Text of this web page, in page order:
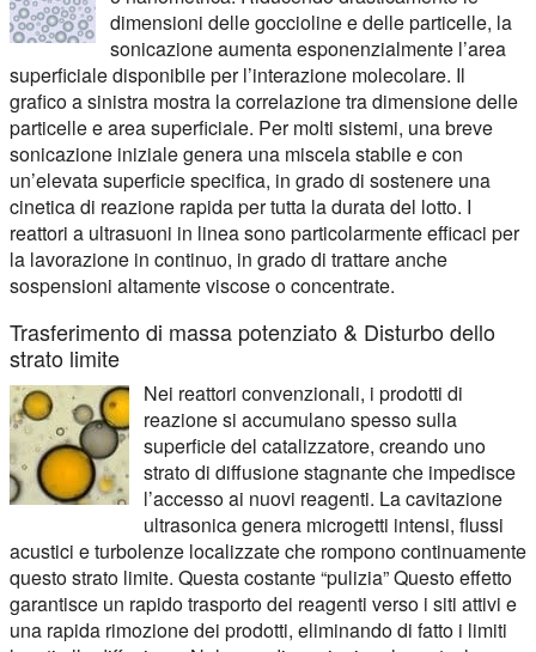
dimensioni delle goccioline e delle particelle, la
sonicazione aumenta esponenzialmente l’area
superficiale disponibile per l’interazione molecolare. Il
grafico a sinistra mostra la correlazione tra dimensione delle
particelle e area superficiale. Per molti sistemi, una breve
sonicazione iniziale genera una miscela stabile e con
un’elevata superficie specifica, in grado di sostenere una
cinetica di reazione rapida per tutta la durata del lotto. I
reattori a ultrasuoni in linea sono particolarmente efficaci per
la lavorazione in continuo, in grado di trattare anche
sospensioni altamente viscose o concentrate.
Trasferimento di massa potenziato & Disturbo dello
strato limite
Nei reattori convenzionali, i prodotti di
reazione si accumulano spesso sulla
superficie del catalizzatore, creando uno
strato di diffusione stagnante che impedisce
l’accesso ai nuovi reagenti. La cavitazione
ultrasonica genera microgetti intensi, flussi
acustici e turbolenze localizzate che rompono continuamente
questo strato limite. Questa costante “pulizia” Questo effetto
garantisce un rapido trasporto dei reagenti verso i siti attivi e
una rapida rimozione dei prodotti, eliminando di fatto i limiti